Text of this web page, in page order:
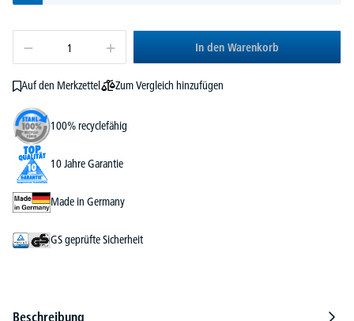
In den Warenkorb
Auf den Merkzettel Zum Vergleich hinzufügen
100% recyclefähig
10 Jahre Garantie
Made in Germany
GS geprüfte Sicherheit
Beschreibung